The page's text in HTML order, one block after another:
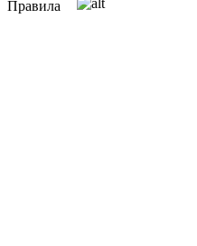
Правила